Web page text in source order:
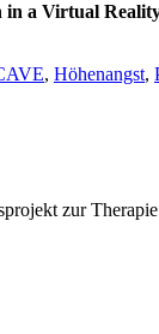
a Virtual
, Höhenangst,
zur